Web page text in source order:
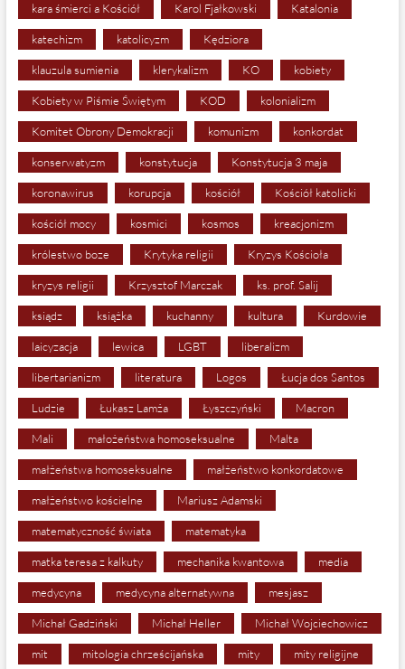
kara śmierci a Kościół Karol Fjałkowski Katalonia
katechizm katolicyzm Kędziora
klauzula sumienia klerykalizm KO kobiety
Kobiety w Piśmie Świętym KOD kolonializm
Komitet Obrony Demokracji komunizm konkordat
konserwatyzm konstytucja Konstytucja 3 maja
koronawirus korupcja kościół Kościół katolicki
kościół mocy kosmici kosmos kreacjonizm
królestwo boze Krytyka religii Kryzys Kościoła
kryzys religii Krzysztof Marczak ks. prof. Salij
ksiądz książka kuchanny kultura Kurdowie
laicyzacja lewica LGBT liberalizm
libertarianizm literatura Logos Łucja dos Santos
Ludzie Łukasz Lamża Łyszczyński Macron
Mali małożeństwa homoseksualne Malta
małżeństwa homoseksualne małżeństwo konkordatowe
małżeństwo kościelne Mariusz Adamski
matematyczność świata matematyka
matka teresa z kalkuty mechanika kwantowa media
medycyna medycyna alternatywna mesjasz
Michał Gadziński Michał Heller Michał Wojciechowicz
mit mitologia chrześcijańska mity mity religijne